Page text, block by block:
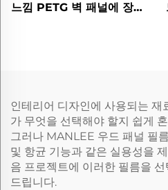
느낌 PETG 벽 패널에 장식
인테리어 디자인에 사용되는
가 무엇을 선택해야 할지 쉽게
그러나 MANLEE 우드 패널 필
및 항균 기능과 같은 실용성을
음 프로젝트에 이러한 필름을
드립니다.